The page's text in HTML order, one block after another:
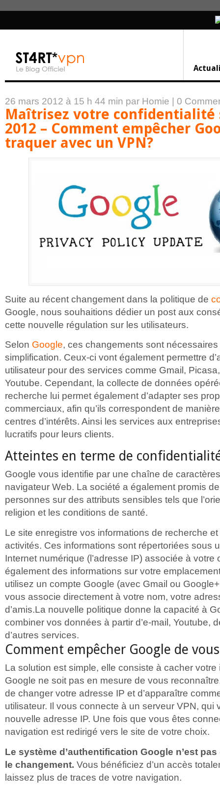
26 mars 2012 à 15 h 44 min par Homie 0
Maîtrisez votre confidentialité
2012 – Comment empêcher
traquer avec un VPN?
Suite au récent changement dans la politique de
Google, nous souhaitions dédier un post aux
cette nouvelle régulation sur les utilisateurs.
Selon Google, ces changements sont
simplification. Ceux-ci vont également permettre
utilisateur pour des services comme Gmail,
Youtube. Cependant, la collecte de données
recherche lui permet également d’adapter ses
commerciaux, afin qu’ils correspondent de
centres d’intérêts. Ainsi les services aux
lucratifs pour leurs clients.
Atteintes en terme de
Google vous identifie par une chaîne de
navigateur Web. La société a également promis
personnes sur des attributs sensibles tels que
religion et les conditions de santé.
Le site enregistre vos informations de recherche et
activités. Ces informations sont répertoriées sous
Internet numérique (l’adresse IP) associée à votre
également des informations sur votre
utilisez un compte Google (avec Gmail ou
vous associe directement à votre nom, votre
d’amis.La nouvelle politique donne la capacité à
combiner vos données à partir d’e-mail, Youtube,
d’autres services.
Comment empêcher Google de
La solution est simple, elle consiste à cacher votre
Google ne soit pas en mesure de vous
de changer votre adresse IP et d’apparaître
utilisateur. Il vous connecte à un serveur VPN, qui
nouvelle adresse IP. Une fois que vous êtes
navigation est redirigé vers le site de votre choix.
Le système d’authentification Google n’est
le changement. Vous bénéficiez d’un accès
laissez plus de traces de votre navigation.